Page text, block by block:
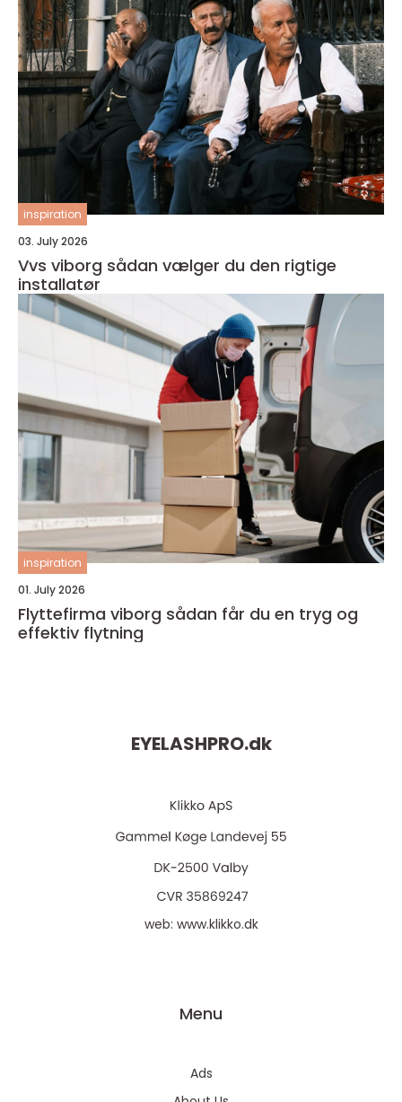
inspiration
03. July 2026
Vvs viborg sådan vælger du den rigtige
installatør
inspiration
01. July 2026
Flyttefirma viborg sådan får du en tryg og
effektiv flytning
EYELASHPRO.dk
web: www.klikko.dk
Menu
Ads